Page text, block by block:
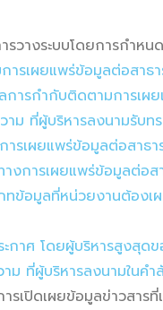
รวางระบบโดยการกำห
ารเผยแพร่ข้อมูลต่อสาธ
การกำกับติดตามการเผ
าม ที่ผู้บริหารลงนามรับท
ารเผยแพร่ข้อมูลต่อสาธ
งการเผยแพร่ข้อมูลต่อ
ข้อมูลที่หน่วยงานต้องเผ
กาศ โดยผู้บริหารสูงสุด
ม ที่ผู้บริหารลงนามในค
รเปิดเผยข้อมูลข่าวสาร